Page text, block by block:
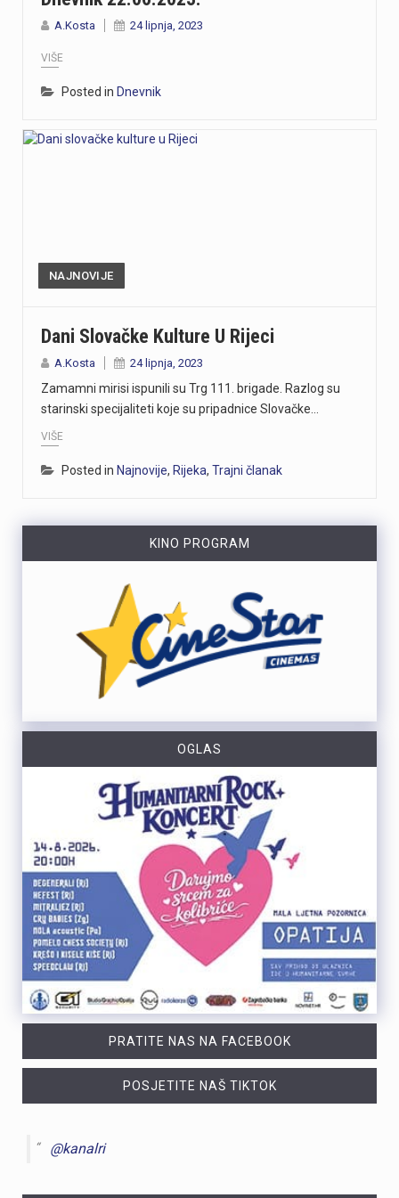
A.Kosta 24 lipnja, 2023
VIŠE
Posted in Dnevnik
NAJNOVIJE
Dani Slovačke Kulture U Rijeci
A.Kosta 24 lipnja, 2023
Zamamni mirisi ispunili su Trg 111. brigade. Razlog su
starinski specijaliteti koje su pripadnice Slovačke…
VIŠE
Posted in Najnovije, Rijeka, Trajni članak
KINO PROGRAM
OGLAS
PRATITE NAS NA FACEBOOK
POSJETITE NAŠ TIKTOK
@kanalri